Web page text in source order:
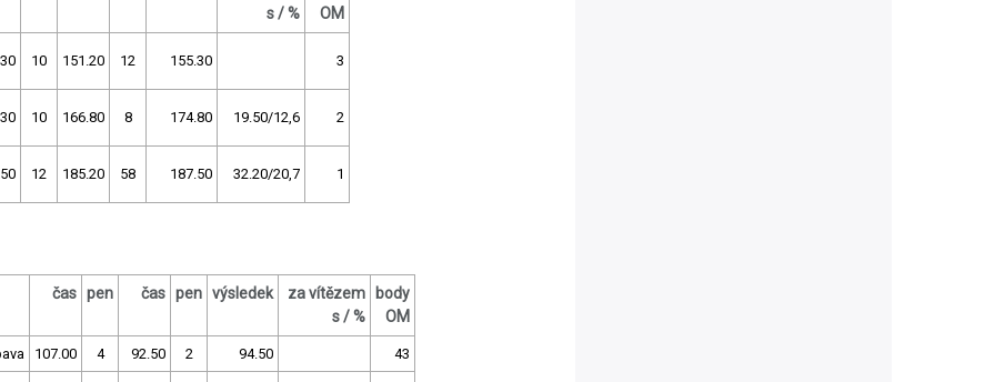
s / %
OM
10 151.20 12 155.30 3
10 166.80 8 174.80 19.50/12,6 2
12 185.20 58 187.50 32.20/20,7 1
čas pen čas pen výsledek
za vítězem
s / %
body
OM
107.00 4 92.50 2 94.50 43